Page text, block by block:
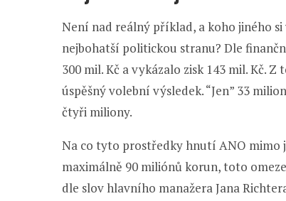
Není nad reálný příklad, a koho jiného
nejbohatší politickou stranu? Dle
300 mil. Kč a vykázalo zisk 143 mil. Kč.
úspěšný volební výsledek. “Jen” 33
čtyři miliony.
Na co tyto prostředky hnutí ANO mimo
maximálně 90 miliónů korun, toto
dle slov hlavního manažera Jana